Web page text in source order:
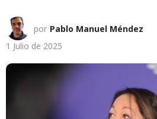
por Pablo Manuel Méndez
1 Julio de 2025